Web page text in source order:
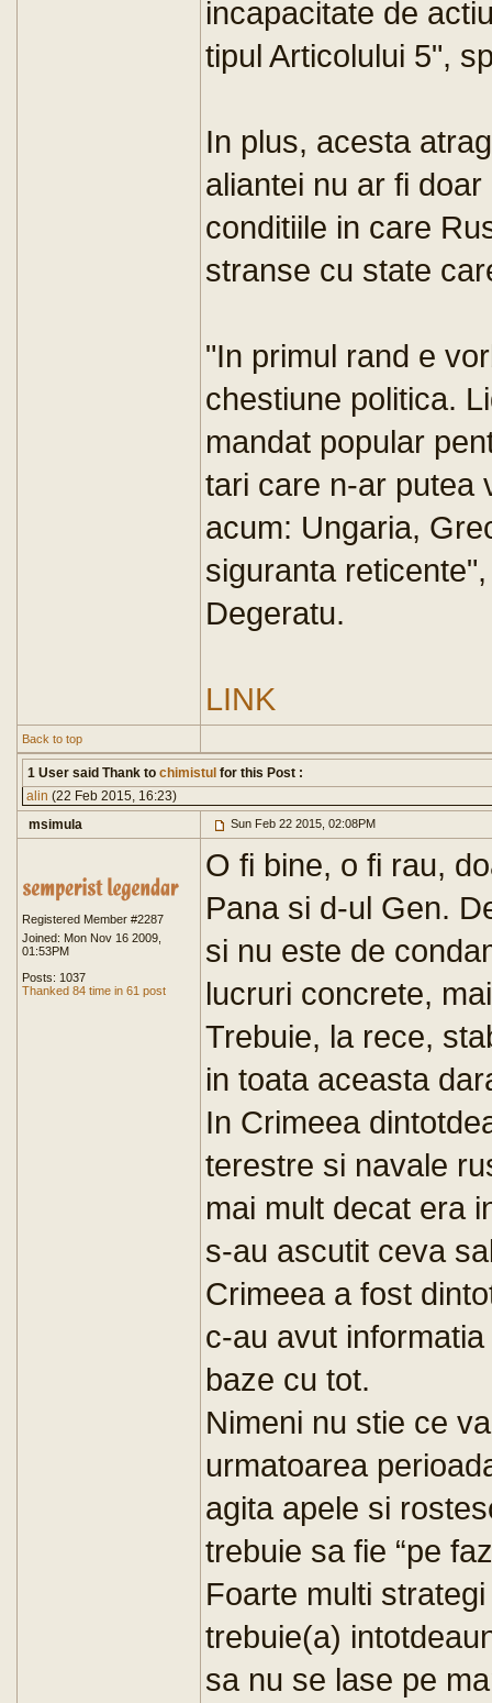
incapacitate de
tipul Articolului 5",
In plus, acesta
aliantei nu ar fi
conditiile in care
stranse cu state
"In primul rand e
chestiune politica.
mandat popular
tari care n-ar putea
acum: Ungaria,
siguranta
Degeratu.
LINK
Back to top
1 User said Thank to chimistul for this Post :
alin (22 Feb 2015, 16:23)
msimula
Sun Feb 22 2015, 02:08PM
Registered Member #2287
Joined: Mon Nov 16 2009,
01:53PM
Posts: 1037
Thanked 84 time in 61 post
O fi bine, o fi rau,
Pana si d-ul Gen.
si nu este de
lucruri concrete,
Trebuie, la rece,
in toata aceasta
In Crimeea
terestre si navale
mai mult decat era
s-au ascutit ceva
Crimeea a fost
c-au avut
baze cu tot.
Nimeni nu stie ce
urmatoarea
agita apele si
trebuie sa fie “pe
Foarte multi
trebuie(a)
sa nu se lase pe